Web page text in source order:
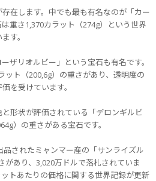
在します。中でも最も有名なのが「カー
重さ1,370カラット（274g）という世界
す。
ザリオルビー」という宝石も有名です。
ット（200,6g）の重さがあり、透明度の
を受けています。
形状が評価されている「デロンギルビ
）の重さがある宝石です。
されたミャンマー産の「サンライズル
があり、3,020万ドルで落札されていま
トあたりの価格に関する世界記録が更新